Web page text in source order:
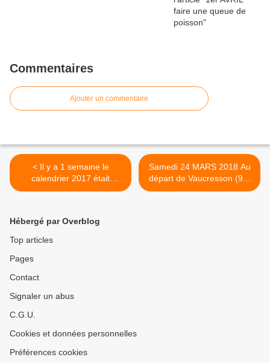
Commentaires
Ajouter un commentaire
< Il y a 1 semaine le
calendrier 2017 était
définitivement décroché du
Samedi 24 MARS 2018 Au
départ de Vaucresson (92)
LE RALLYE DES CRACKS >
Hébergé par Overblog
Top articles
Pages
Contact
Signaler un abus
C.G.U.
Cookies et données personnelles
Préférences cookies